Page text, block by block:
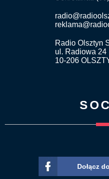
Radio Olsztyn
ul. Radiowa 24
10-206
Dołącz